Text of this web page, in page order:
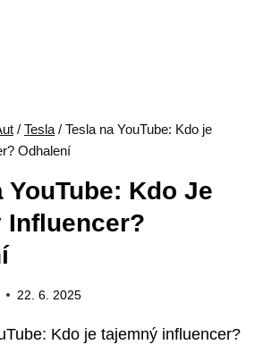
/ Tesla / Tesla na YouTube: Kdo je
Odhalení
YouTube: Kdo Je
Influencer?
22. 6. 2025